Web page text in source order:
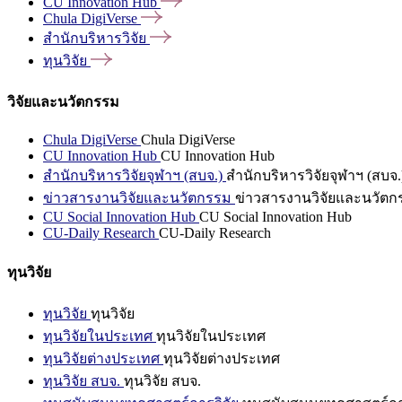
Chula DigiVerse
สำนักบริหารวิจัย
ทุนวิจัย
วิจัยและนวัตกรรม
Chula DigiVerse Chula DigiVerse
CU Innovation Hub CU Innovation Hub
สำนักบริหารวิจัยจุฬาฯ (สบจ.) สำนักบริหารวิจัยจุฬาฯ (สบจ
ข่าวสารงานวิจัยและนวัตกรรม ข่าวสารงานวิจัยและนวัตก
CU Social Innovation Hub CU Social Innovation Hub
CU-Daily Research CU-Daily Research
ทุนวิจัย
ทุนวิจัย ทุนวิจัย
ทุนวิจัยในประเทศ ทุนวิจัยในประเทศ
ทุนวิจัยต่างประเทศ ทุนวิจัยต่างประเทศ
ทุนวิจัย สบจ. ทุนวิจัย สบจ.